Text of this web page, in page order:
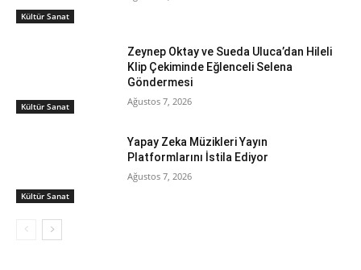
Kültür Sanat
Kültür Sanat
Zeynep Oktay ve Sueda Uluca’dan Hileli
Klip Çekiminde Eğlenceli Selena
Göndermesi
Ağustos 7, 2026
Kültür Sanat
Yapay Zeka Müzikleri Yayın
Platformlarını İstila Ediyor
Ağustos 7, 2026